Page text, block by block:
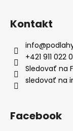
Kontakt
info@
+421 911 022
Sledovať na
sledovať na
Facebook